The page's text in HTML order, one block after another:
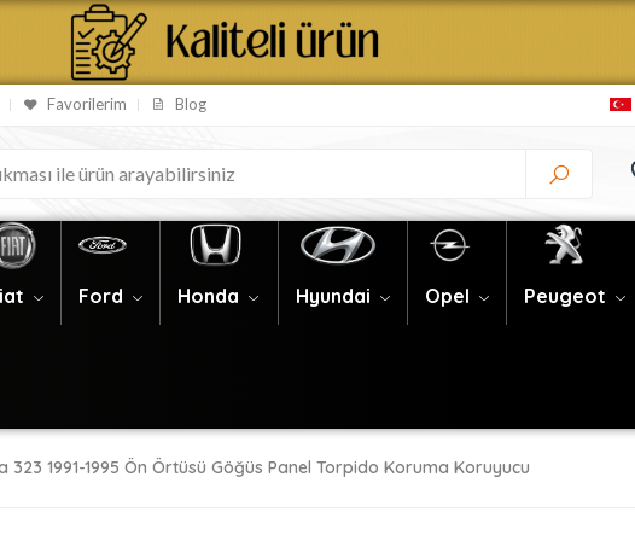
Favorilerim Blog
Ford Honda Hyundai Opel Peugeot
323 1991-1995 Ön Örtüsü Göğüs Panel Torpido Koruma Koruyucu